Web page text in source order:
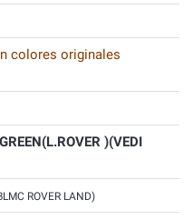
colores originales
)(VEDI
ROVER LAND)